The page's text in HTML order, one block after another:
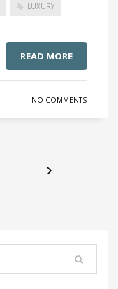
LUXURY
READ MORE
NO COMMENTS